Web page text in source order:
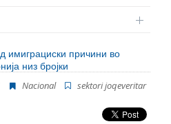
имиграциски причини во
низ бројки
Nacional
sektori joqeveritar